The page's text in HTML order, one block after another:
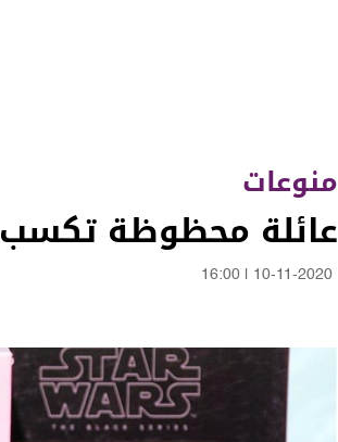
منوعات
عائلة محظوظة تكسب 400 ألف جنيه من ألعاب مهملة
10-11-2020
16:00